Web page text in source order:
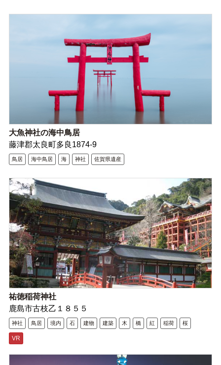
大魚神社の海中鳥居
藤津郡太良町多良1874-9
鳥居 海中鳥居 海 神社 佐賀県遺産
祐徳稲荷神社
鹿島市古枝乙１８５５
神社 鳥居 境内 石 建物 建築 木 橋 紅 稲荷 桜
VR